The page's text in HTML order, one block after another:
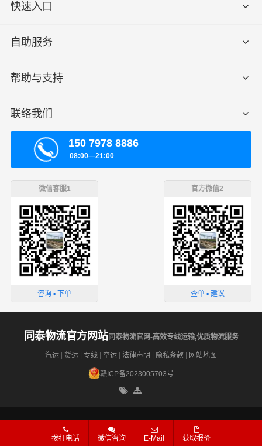
拨打电话 微信咨询 E-Mail 获取报价
快速入口
自助服务
帮助与支持
联络我们
150 7978 8886
08:00—21:00
微信客服1
咨询 ▪ 下单
官方微信2
查单 ▪ 建议
同泰物流官方网站同泰物流官网-高效专线运输,优质物流服务
汽运 货运 专线 空运 法律声明 隐私条款 网站地图
赣ICP备2023005703号